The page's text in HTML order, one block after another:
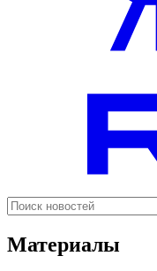
Материалы